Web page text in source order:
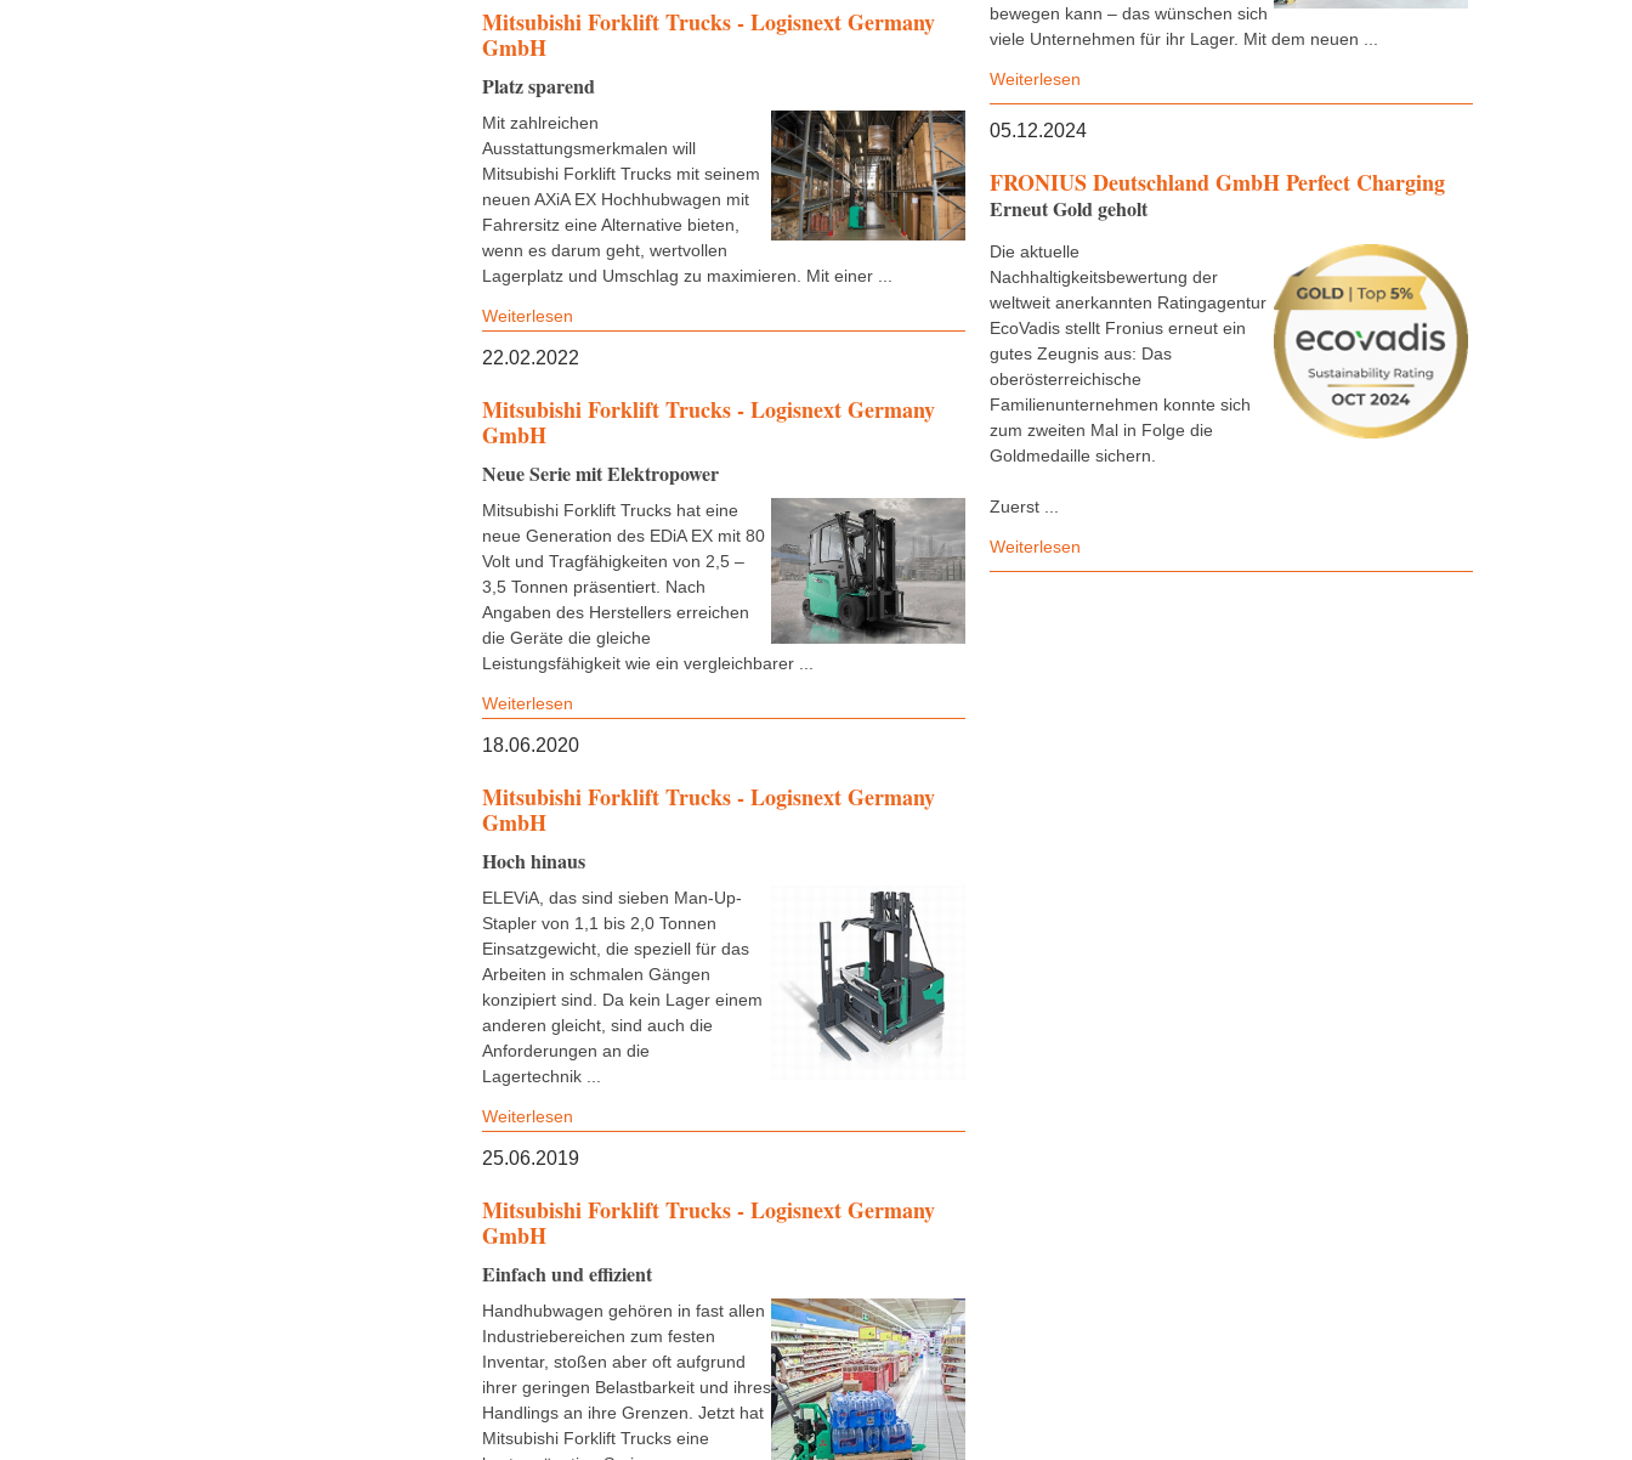
bewegen kann – das wünschen sich
viele Unternehmen für ihr Lager. Mit dem neuen ...
Weiterlesen
05.12.2024
FRONIUS Deutschland GmbH Perfect Charging
Erneut Gold geholt
Die aktuelle
Nachhaltigkeitsbewertung der
weltweit anerkannten Ratingagentur
EcoVadis stellt Fronius erneut ein
gutes Zeugnis aus: Das
oberösterreichische
Familienunternehmen konnte sich
zum zweiten Mal in Folge die
Goldmedaille sichern.
Zuerst ...
Weiterlesen
Mitsubishi Forklift Trucks - Logisnext Germany
GmbH
Platz sparend
Mit zahlreichen
Ausstattungsmerkmalen will
Mitsubishi Forklift Trucks mit seinem
neuen AXiA EX Hochhubwagen mit
Fahrersitz eine Alternative bieten,
wenn es darum geht, wertvollen
Lagerplatz und Umschlag zu maximieren. Mit einer ...
Weiterlesen
22.02.2022
Mitsubishi Forklift Trucks - Logisnext Germany
GmbH
Neue Serie mit Elektropower
Mitsubishi Forklift Trucks hat eine
neue Generation des EDiA EX mit 80
Volt und Tragfähigkeiten von 2,5 –
3,5 Tonnen präsentiert. Nach
Angaben des Herstellers erreichen
die Geräte die gleiche
Leistungsfähigkeit wie ein vergleichbarer ...
Weiterlesen
18.06.2020
Mitsubishi Forklift Trucks - Logisnext Germany
GmbH
Hoch hinaus
ELEViA, das sind sieben Man-Up-
Stapler von 1,1 bis 2,0 Tonnen
Einsatzgewicht, die speziell für das
Arbeiten in schmalen Gängen
konzipiert sind. Da kein Lager einem
anderen gleicht, sind auch die
Anforderungen an die
Lagertechnik ...
Weiterlesen
25.06.2019
Mitsubishi Forklift Trucks - Logisnext Germany
GmbH
Einfach und effizient
Handhubwagen gehören in fast allen
Industriebereichen zum festen
Inventar, stoßen aber oft aufgrund
ihrer geringen Belastbarkeit und ihres
Handlings an ihre Grenzen. Jetzt hat
Mitsubishi Forklift Trucks eine